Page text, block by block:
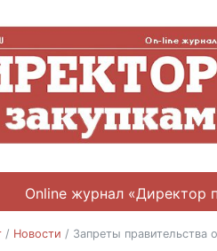
Online журнал «Директор
/ Новости / Запреты